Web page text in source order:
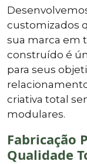
customizados
sua marca em
construído é
para seus
criativa total
modulares.
Fabricação
Qualidade